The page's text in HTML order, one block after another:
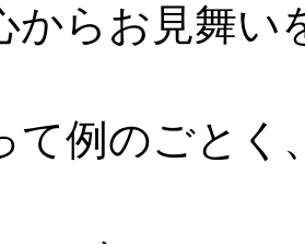
からお見舞い
て例のごとく